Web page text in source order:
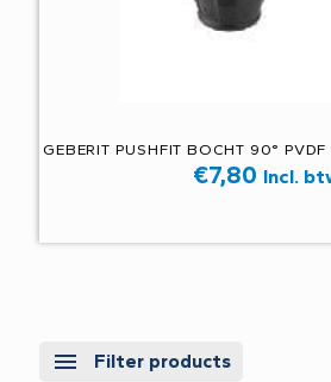
GEBERIT PUSHFIT BOCHT 90°
€7,80 Incl.
Filter products